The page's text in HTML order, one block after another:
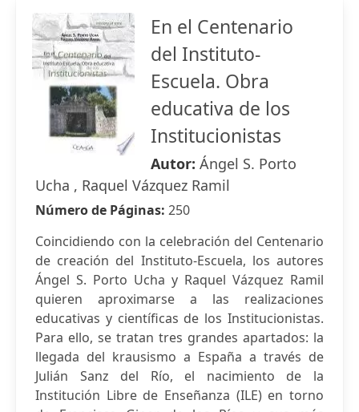
En el Centenario
del Instituto-
Escuela. Obra
educativa de los
Institucionistas
Autor: Ángel S. Porto
Ucha , Raquel Vázquez Ramil
Número de Páginas: 250
Coincidiendo con la celebración del Centenario
de creación del Instituto-Escuela, los autores
Ángel S. Porto Ucha y Raquel Vázquez Ramil
quieren aproximarse a las realizaciones
educativas y científicas de los Institucionistas.
Para ello, se tratan tres grandes apartados: la
llegada del krausismo a España a través de
Julián Sanz del Río, el nacimiento de la
Institución Libre de Enseñanza (ILE) en torno